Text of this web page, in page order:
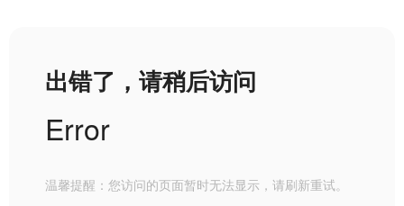
出错了，请稍后访问
Error
温馨提醒：您访问的页面暂时无法显示，请刷新重试。